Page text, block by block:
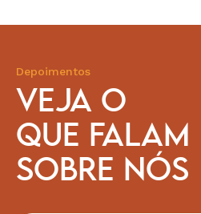
Depoimentos
VEJA O
QUE FALAM
SOBRE NÓS